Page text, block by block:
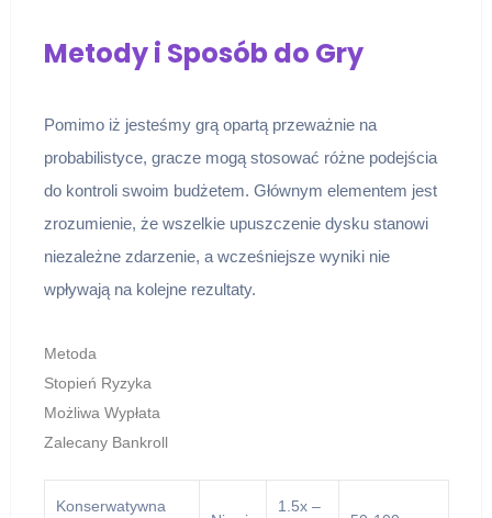
Metody i Sposób do Gry
Pomimo iż jesteśmy grą opartą przeważnie na
probabilistyce, gracze mogą stosować różne podejścia
do kontroli swoim budżetem. Głównym elementem jest
zrozumienie, że wszelkie upuszczenie dysku stanowi
niezależne zdarzenie, a wcześniejsze wyniki nie
wpływają na kolejne rezultaty.
Metoda
Stopień Ryzyka
Możliwa Wypłata
Zalecany Bankroll
Konserwatywna
1.5x –